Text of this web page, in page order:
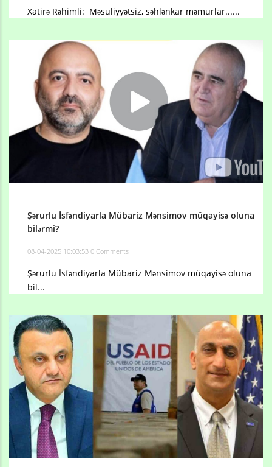
Xatirə Rəhimli: Məsuliyyətsiz, səhlənkar məmurlar......
Şərurlu İsfəndiyarla Mübariz Mənsimov müqayisə oluna
bilərmi?
08-04-2025 10:03:53 0 Comments
Şərurlu İsfəndiyarla Mübariz Mənsimov müqayisə oluna
bil...